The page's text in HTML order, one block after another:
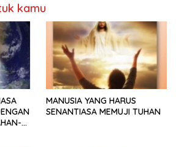
kamu
MANUSIA YANG HARUS
SENANTIASA MEMUJI TUHAN